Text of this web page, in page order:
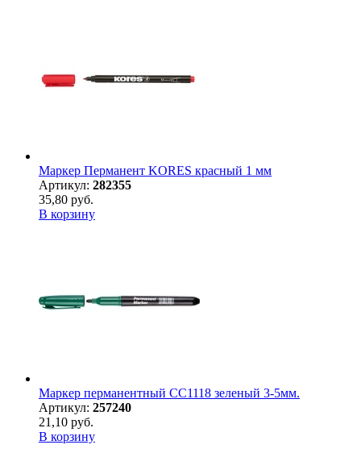
Маркер Перманент KORES красный 1 мм
Артикул: 282355
35,80 руб.
В корзину
Маркер перманентный CC1118 зеленый 3-5мм.
Артикул: 257240
21,10 руб.
В корзину